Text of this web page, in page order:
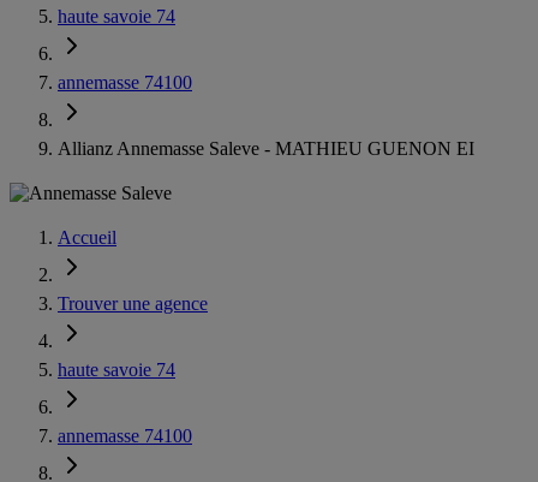
haute savoie 74
annemasse 74100
Allianz Annemasse Saleve - MATHIEU GUENON EI
Accueil
Trouver une agence
haute savoie 74
annemasse 74100